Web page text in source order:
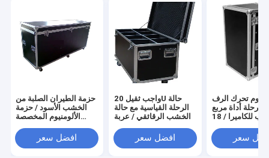
حزمة الطيران الصلبة من
الخشب الأسود / حزمة
الألومنيوم المخصصة
الثمينة
افضل سعر
واجب ثقيل 20U حالة
الرحلة القياسية مع حالة
الخشب الرقائقي / عربة
افضل سعر
تحرك الرف
الرحلة أداة مربع
الشرب للكاميرا / 18U
الطيرانسعر